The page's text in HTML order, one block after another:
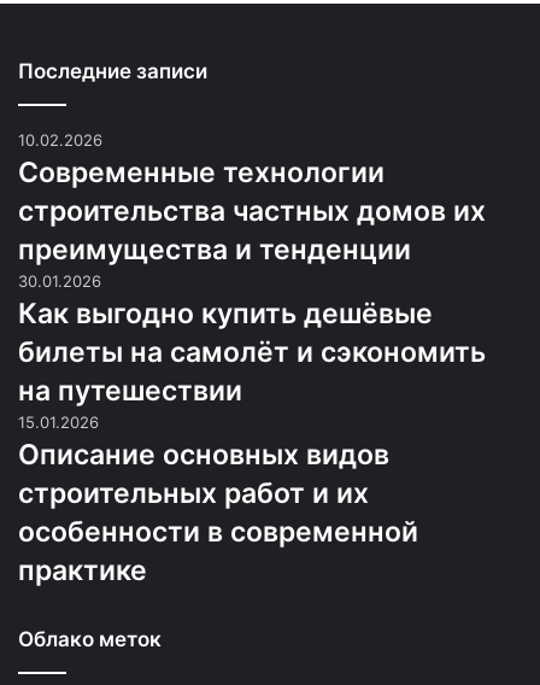
Последние записи
10.02.2026
Современные технологии
строительства частных домов их
преимущества и тенденции
30.01.2026
Как выгодно купить дешёвые
билеты на самолёт и сэкономить
на путешествии
15.01.2026
Описание основных видов
строительных работ и их
особенности в современной
практике
Облако меток